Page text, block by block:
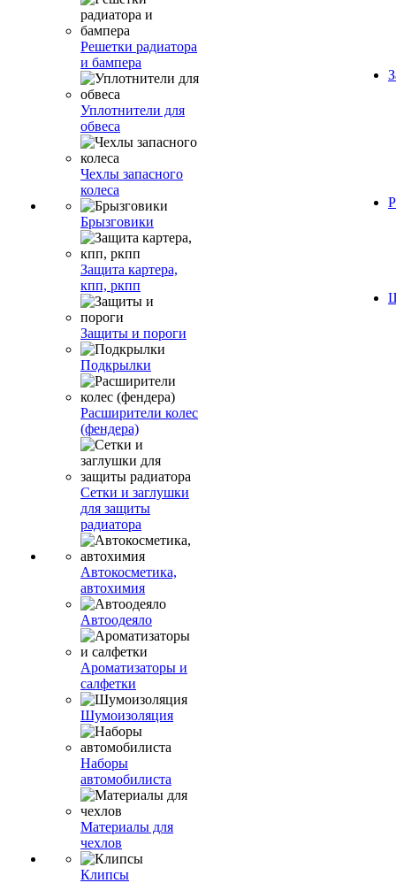
Решетки радиатора
и бампера
Уплотнители для
обвеса
Чехлы запасного
колеса
Брызговики
Защита картера,
кпп, ркпп
Защиты и пороги
Подкрылки
Расширители колес
(фендера)
Сетки и заглушки
для защиты
радиатора
Автокосметика,
автохимия
Автоодеяло
Ароматизаторы и
салфетки
Шумоизоляция
Наборы
автомобилиста
Материалы для
чехлов
Клипсы